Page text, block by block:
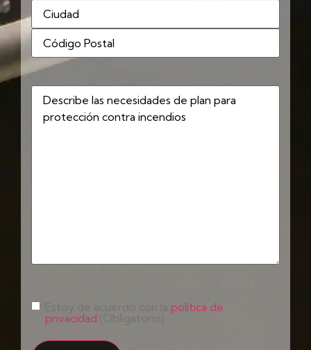
Dirección
Describe
necesidades
Consentimiento (Obligatorio)política de
privacidad.